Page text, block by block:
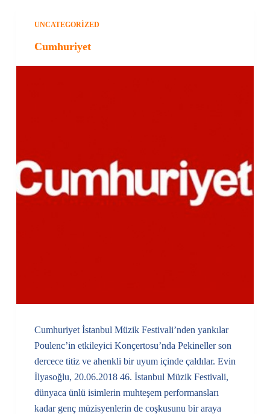
UNCATEGORIZED
Cumhuriyet
Cumhuriyet İstanbul Müzik Festivali’nden yankılar
Poulenc’in etkileyici Konçertosu’nda Pekineller son
dercece titiz ve ahenkli bir uyum içinde çaldılar. Evin
İlyasoğlu, 20.06.2018 46. İstanbul Müzik Festivali,
dünyaca ünlü isimlerin muhteşem performansları
kadar genç müzisyenlerin de coşkusunu bir araya